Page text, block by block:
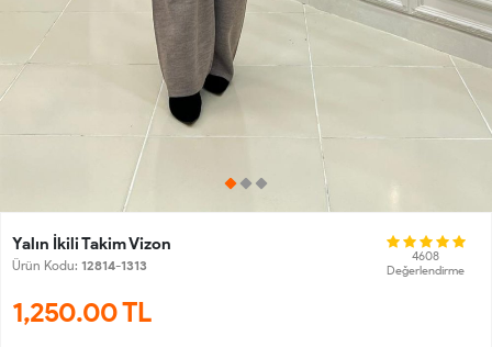
Yalın İkili Takim Vizon
Ürün Kodu: 12814-1313
4608
Değerlendirme
1,250.00TL